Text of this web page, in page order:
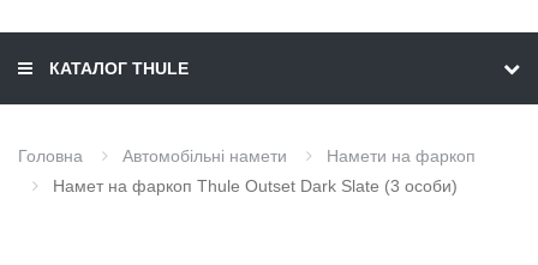
КАТАЛОГ THULE
Головна Автомобільні намети
Намети на фаркоп
Намет на фаркоп Thule Outset Dark Slate (3 особи)